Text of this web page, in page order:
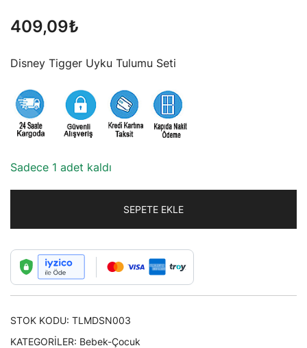
409,09₺
Disney Tigger Uyku Tulumu Seti
Sadece 1 adet kaldı
SEPETE EKLE
STOK KODU: TLMDSN003
KATEGORILER: Bebek-Çocuk